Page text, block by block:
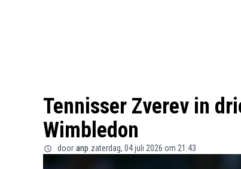
Tennisser Zverev in
Wimbledon
door anp zaterdag, 04 juli 2026 om 21:43